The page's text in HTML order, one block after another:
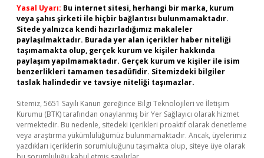
Yasal Uyarı: Bu internet sitesi, herhangi bir marka, kurum
veya şahıs şirketi ile hiçbir bağlantısı bulunmamaktadır.
Sitede yalnızca kendi hazırladığımız makaleler
paylaşılmaktadır. Burada yer alan içerikler haber niteliği
taşımamakta olup, gerçek kurum ve kişiler hakkında
paylaşım yapılmamaktadır. Gerçek kurum ve kişiler ile isim
benzerlikleri tamamen tesadüfidir. Sitemizdeki bilgiler
taslak halindedir ve tavsiye niteliği taşımazlar.
Sitemiz, 5651 Sayılı Kanun gereğince Bilgi Teknolojileri ve İletişim
Kurumu (BTK) tarafından onaylanmış bir Yer Sağlayıcı olarak hizmet
vermektedir. Bu nedenle, sitedeki içerikleri proaktif olarak denetleme
veya araştırma yükümlülüğümüz bulunmamaktadır. Ancak, üyelerimiz
yazdıkları içeriklerin sorumluluğunu taşımakta olup, siteye üye olarak